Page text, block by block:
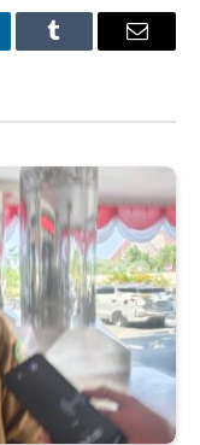
Tumblr Email